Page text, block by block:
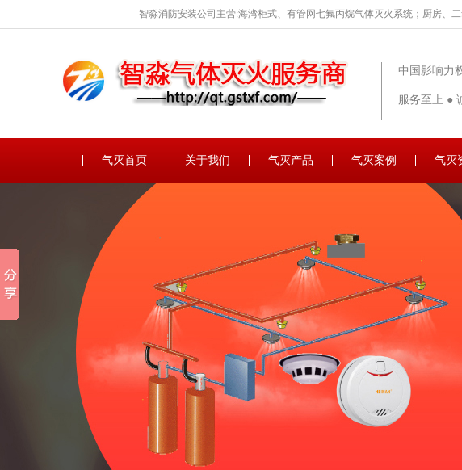
智淼消防安装公司主营:海湾柜式、有管网七氟丙烷气体灭火系统；厨房、
中国影响力
服务至上 ●
气灭首页 关于我们 气灭产品 气灭案例 气灭